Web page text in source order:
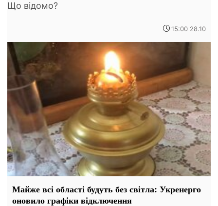
Що відомо?
15:00 28.10
Майже всі області будуть без світла: Укренерго
оновило графіки відключення